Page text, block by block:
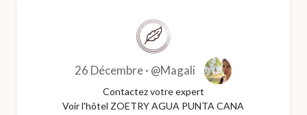
26 Décembre · @Magali
Contactez votre expert
Voir l'hôtel ZOETRY AGUA PUNTA CANA